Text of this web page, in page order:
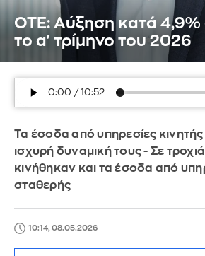
ΟΤΕ: Αύξηση κατά 4,9%
το α' τρίμηνο του 2026
Τα έσοδα από υπηρεσίες
ισχυρή δυναμική τους - Σε
κινήθηκαν και τα έσοδα από
σταθερής
10:14, 08.05.2026